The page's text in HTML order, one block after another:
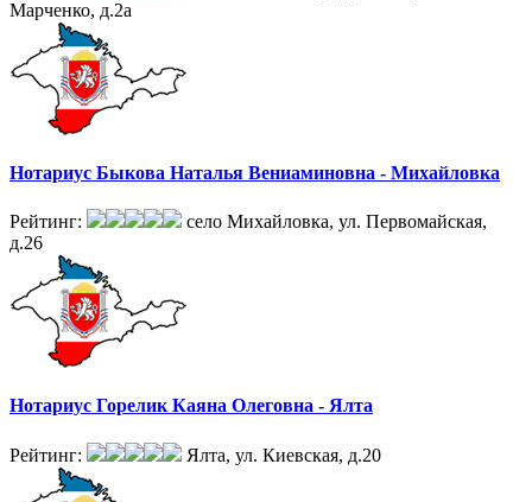
Марченко, д.2а
Нотариус Быкова Наталья Вениаминовна - Михайловка
Рейтинг:
село Михайловка, ул. Первомайская,
д.26
Нотариус Горелик Каяна Олеговна - Ялта
Рейтинг: Ялта, ул. Киевская, д.20